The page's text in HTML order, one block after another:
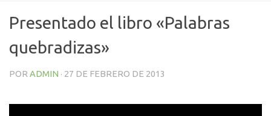
Presentado el libro «Palabras
quebradizas»
POR ADMIN · 27 DE FEBRERO DE 2013